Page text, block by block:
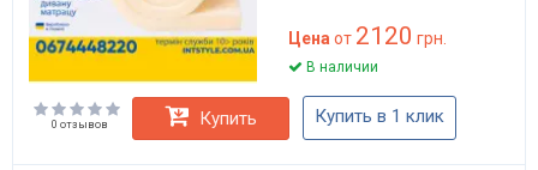
Цена от 2120 грн.
В наличии
0 отзывов Купить Купить в 1 клик